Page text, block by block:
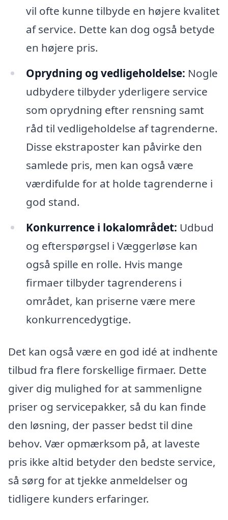
vil ofte kunne tilbyde en højere kvalitet
af service. Dette kan dog også betyde
en højere pris.
Oprydning og vedligeholdelse: Nogle
udbydere tilbyder yderligere service
som oprydning efter rensning samt
råd til vedligeholdelse af tagrenderne.
Disse ekstraposter kan påvirke den
samlede pris, men kan også være
værdifulde for at holde tagrenderne i
god stand.
Konkurrence i lokalområdet: Udbud
og efterspørgsel i Væggerløse kan
også spille en rolle. Hvis mange
firmaer tilbyder tagrenderens i
området, kan priserne være mere
konkurrencedygtige.
Det kan også være en god idé at indhente
tilbud fra flere forskellige firmaer. Dette
giver dig mulighed for at sammenligne
priser og servicepakker, så du kan finde
den løsning, der passer bedst til dine
behov. Vær opmærksom på, at laveste
pris ikke altid betyder den bedste service,
så sørg for at tjekke anmeldelser og
tidligere kunders erfaringer.